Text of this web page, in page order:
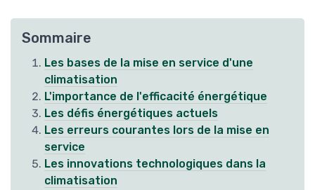
Sommaire
Les bases de la mise en service d'une
climatisation
L'importance de l'efficacité énergétique
Les défis énergétiques actuels
Les erreurs courantes lors de la mise en
service
Les innovations technologiques dans la
climatisation